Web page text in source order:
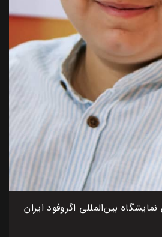
بین‌المللی اگروفود ایران